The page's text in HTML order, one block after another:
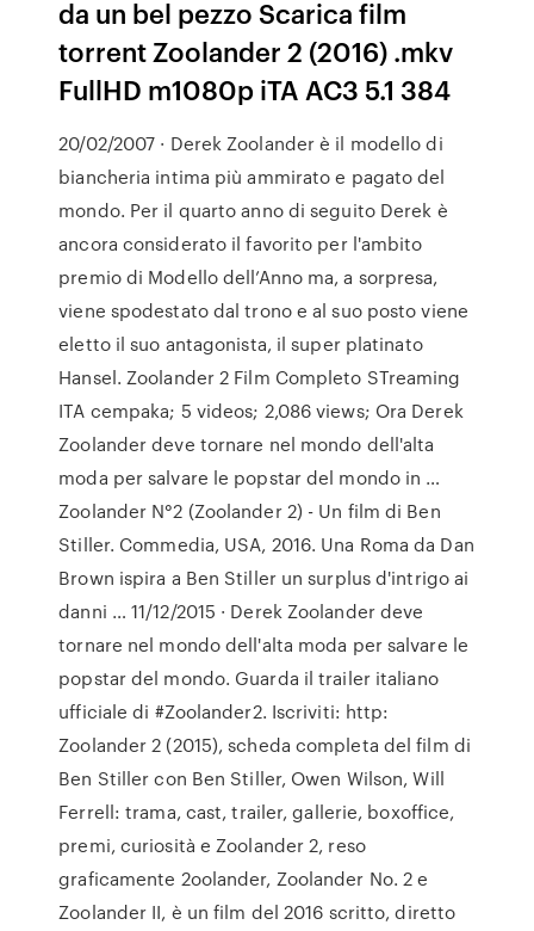
da un bel pezzo Scarica film
torrent Zoolander 2 (2016) .mkv
FullHD m1080p iTA AC3 5.1 384
20/02/2007 · Derek Zoolander è il modello di
biancheria intima più ammirato e pagato del
mondo. Per il quarto anno di seguito Derek è
ancora considerato il favorito per l'ambito
premio di Modello dell’Anno ma, a sorpresa,
viene spodestato dal trono e al suo posto viene
eletto il suo antagonista, il super platinato
Hansel. Zoolander 2 Film Completo STreaming
ITA cempaka; 5 videos; 2,086 views; Ora Derek
Zoolander deve tornare nel mondo dell'alta
moda per salvare le popstar del mondo in …
Zoolander N°2 (Zoolander 2) - Un film di Ben
Stiller. Commedia, USA, 2016. Una Roma da Dan
Brown ispira a Ben Stiller un surplus d'intrigo ai
danni … 11/12/2015 · Derek Zoolander deve
tornare nel mondo dell'alta moda per salvare le
popstar del mondo. Guarda il trailer italiano
ufficiale di #Zoolander2. Iscriviti: http:
Zoolander 2 (2015), scheda completa del film di
Ben Stiller con Ben Stiller, Owen Wilson, Will
Ferrell: trama, cast, trailer, gallerie, boxoffice,
premi, curiosità e Zoolander 2, reso
graficamente 2oolander, Zoolander No. 2 e
Zoolander II, è un film del 2016 scritto, diretto